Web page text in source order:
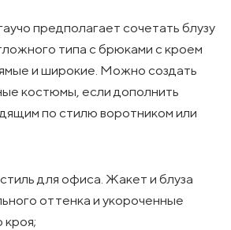
предполагает сочетать блузу
типа с брюками с кроем
и широкие. Можно создать
костюмы, если дополнить
по стилю воротником или
для офиса. Жакет и блуза
оттенка и укороченные